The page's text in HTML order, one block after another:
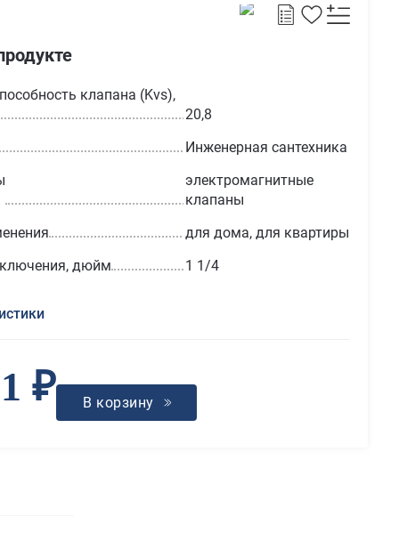
клапана (Kvs),
20,8
Инженерная сантехника
электромагнитные
клапаны
для дома, для квартиры
дюйм
1 1/4
₽ В корзину